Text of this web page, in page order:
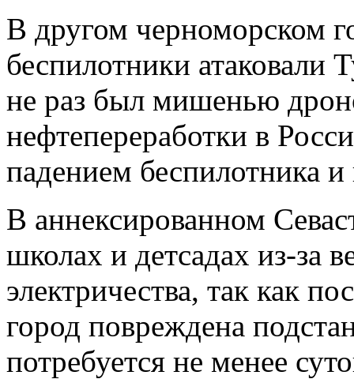
В другом черноморском
беспилотники
не раз был мишенью
нефтепереработки в
падением беспилотника
В аннексированном
школах и детсадах из-за
электричества, так как
город повреждена
потребуется не менее